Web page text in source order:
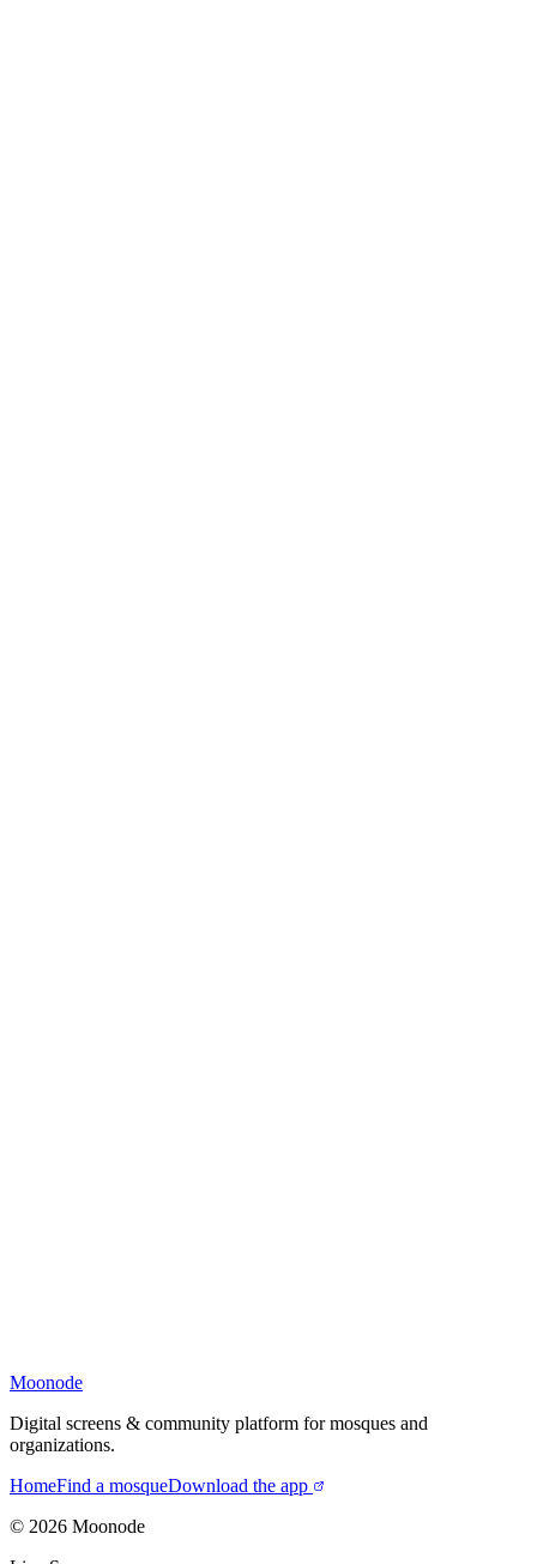
Moonode
Digital screens & community platform for mosques and
organizations.
HomeFind a mosqueDownload the app
© 2026 Moonode